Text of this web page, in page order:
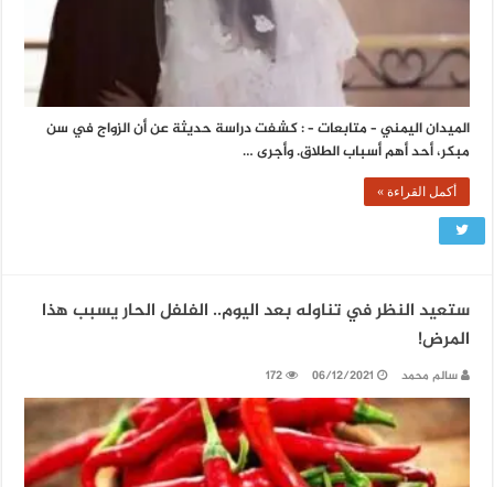
الميدان اليمني – متابعات – : كشفت دراسة حديثة عن أن الزواج في سن
مبكر، أحد أهم أسباب الطلاق. وأجرى …
أكمل القراءة »
ستعيد النظر في تناوله بعد اليوم.. الفلفل الحار يسبب هذا
المرض!
سالم محمد 06/12/2021
172